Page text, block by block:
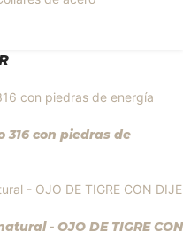
316 con piedras de
- OJO DE TIGRE CON